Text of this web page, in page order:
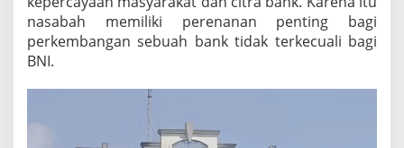
nasabah memiliki perenanan penting bagi
perkembangan sebuah bank tidak terkecuali bagi
BNI.